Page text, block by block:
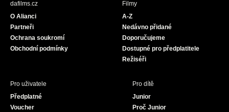
dafilms.cz
O Alianci
Partneři
Ochrana soukromí
Obchodní podmínky
Filmy
A-Z
Nedávno přidané
Doporučujeme
Dostupné pro předplatitele
Režiséři
Pro uživatele
Předplatné
Voucher
Pro dítě
Junior
Proč Junior